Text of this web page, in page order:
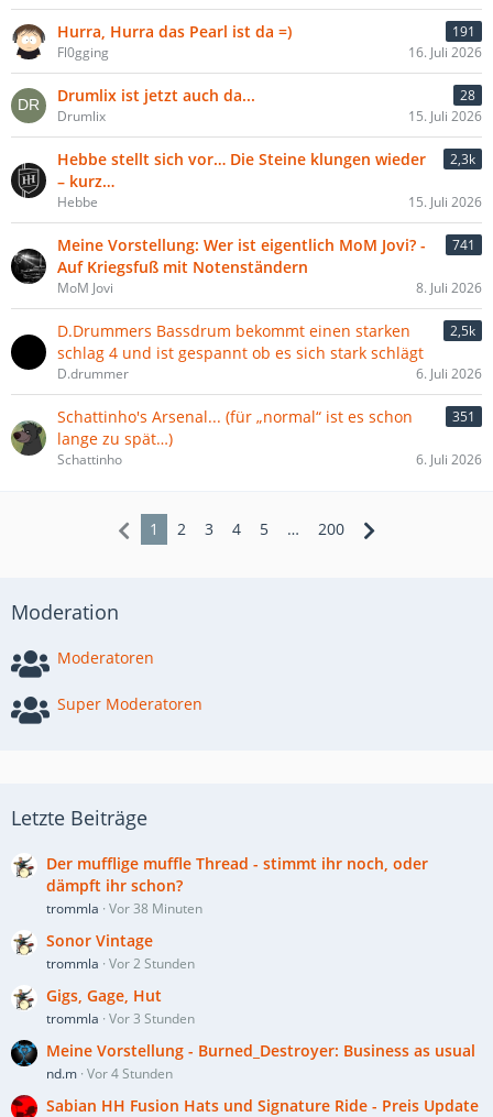
Hurra, Hurra das Pearl ist da =)
191
Fl0gging
16. Juli 2026
Drumlix ist jetzt auch da...
28
Drumlix
15. Juli 2026
Hebbe stellt sich vor… ​Die Steine klungen wieder
– kurz…
2,3k
Hebbe 15. Juli 2026
Meine Vorstellung: Wer ist eigentlich MoM Jovi? -
Auf Kriegsfuß mit Notenständern
741
MoM Jovi 8. Juli 2026
D.Drummers Bassdrum bekommt einen starken
schlag 4 und ist gespannt ob es sich stark schlägt
2,5k
D.drummer 6. Juli 2026
Schattinho's Arsenal... (für „normal“ ist es schon
lange zu spät…)
351
Schattinho 6. Juli 2026
1 2 3 4 5 … 200
Moderation
Moderatoren
Super Moderatoren
Letzte Beiträge
Der mufflige muffle Thread - stimmt ihr noch, oder
dämpft ihr schon?
trommla Vor 38 Minuten
Sonor Vintage
trommla Vor 2 Stunden
Gigs, Gage, Hut
trommla Vor 3 Stunden
Meine Vorstellung - Burned_Destroyer: Business as usual
nd.m Vor 4 Stunden
Sabian HH Fusion Hats und Signature Ride - Preis Update